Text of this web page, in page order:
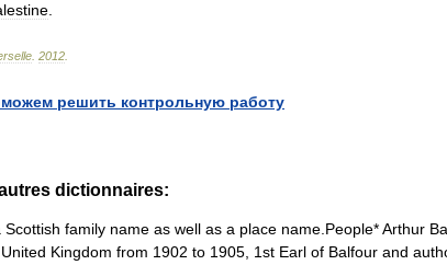
2012
решить контрольную работу
dictionnaires:
family name as well as a place name.People* Arthur
Kingdom from 1902 to 1905, 1st Earl of Balfour and